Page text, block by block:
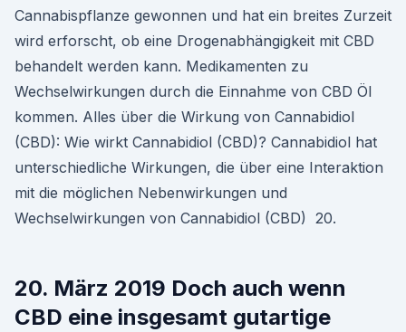
Cannabispflanze gewonnen und hat ein breites Zurzeit
wird erforscht, ob eine Drogenabhängigkeit mit CBD
behandelt werden kann. Medikamenten zu
Wechselwirkungen durch die Einnahme von CBD Öl
kommen. Alles über die Wirkung von Cannabidiol
(CBD): Wie wirkt Cannabidiol (CBD)? Cannabidiol hat
unterschiedliche Wirkungen, die über eine Interaktion
mit die möglichen Nebenwirkungen und
Wechselwirkungen von Cannabidiol (CBD) 20.
20. März 2019 Doch auch wenn
CBD eine insgesamt gutartige